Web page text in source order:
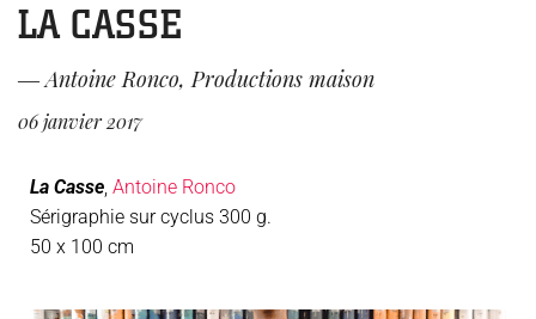
LA CASSE
―Antoine Ronco, Productions maison
06 janvier 2017
La Casse Antoine Ronco
Sérigraphie sur cyclus 300 g.
50 x 100 cm